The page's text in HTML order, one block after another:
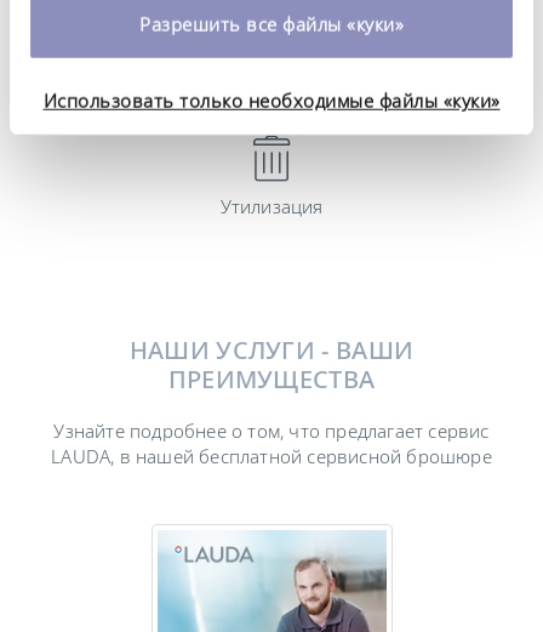
время. Более подробную информацию об этом вы
можете найти в нашей
политике
Разрешить все файлы «куки»
Использовать только необходимые файлы «куки»
Управление запасными частями
Утилизация
НАШИ УСЛУГИ - ВАШИ
ПРЕИМУЩЕСТВА
Узнайте подробнее о том, что предлагает сервис
LAUDA, в нашей бесплатной сервисной брошюре